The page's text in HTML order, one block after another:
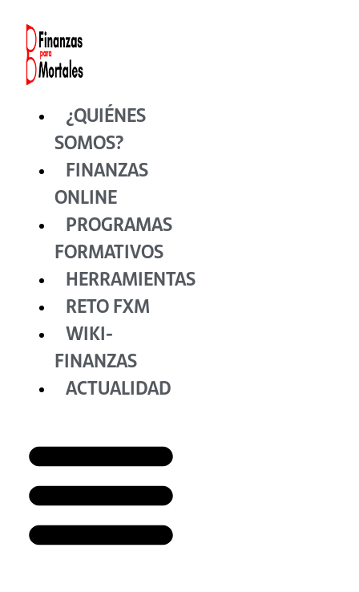
contenido
¿QUIÉNES
SOMOS?
FINANZAS
ONLINE
PROGRAMAS
FORMATIVOS
HERRAMIENTAS
RETO FXM
WIKI-
FINANZAS
ACTUALIDAD